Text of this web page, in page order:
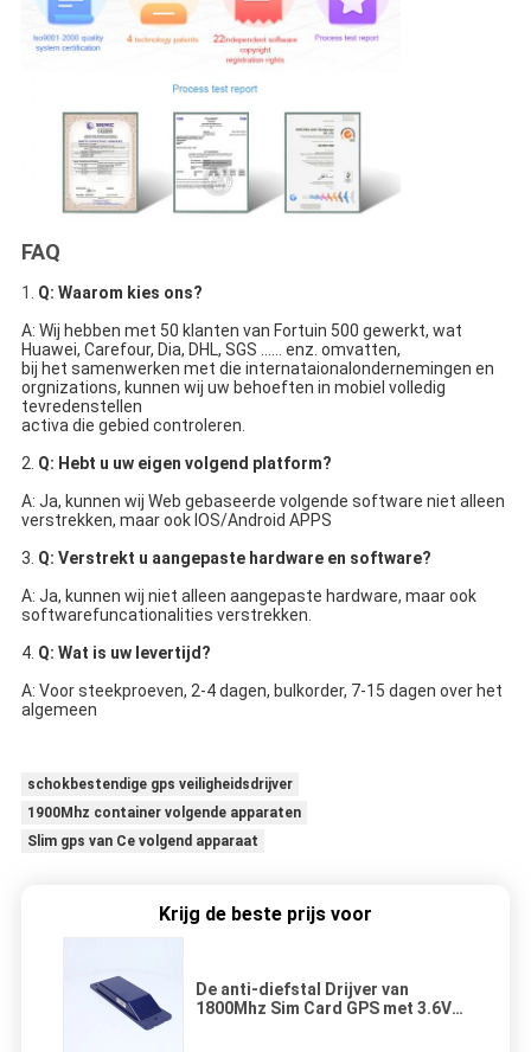
FAQ
1. Q: Waarom kies ons?
A: Wij hebben met 50 klanten van Fortuin 500 gewerkt, wat
Huawei, Carefour, Dia, DHL, SGS ...... enz. omvatten,
bij het samenwerken met die internataionalondernemingen en
orgnizations, kunnen wij uw behoeften in mobiel volledig
tevredenstellen
activa die gebied controleren.
2. Q: Hebt u uw eigen volgend platform?
A: Ja, kunnen wij Web gebaseerde volgende software niet alleen
verstrekken, maar ook IOS/Android APPS
3. Q: Verstrekt u aangepaste hardware en software?
A: Ja, kunnen wij niet alleen aangepaste hardware, maar ook
softwarefuncationalities verstrekken.
4. Q: Wat is uw levertijd?
A: Voor steekproeven, 2-4 dagen, bulkorder, 7-15 dagen over het
algemeen
schokbestendige gps veiligheidsdrijver
1900Mhz container volgende apparaten
Slim gps van Ce volgend apparaat
Krijg de beste prijs voor
De anti-diefstal Drijver van
1800Mhz Sim Card GPS met 3.6V-